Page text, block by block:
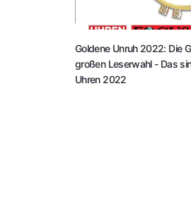
Goldene Unruh 2022: Die
großen Leserwahl - Das
Uhren 2022